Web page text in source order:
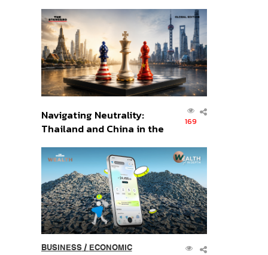
ส่วนยุทธศาสตร์ไทย –
อินโดนีเซีย
Navigating Neutrality:
Thailand and China in the
Order
169
BUSINESS/ ECONOMIC